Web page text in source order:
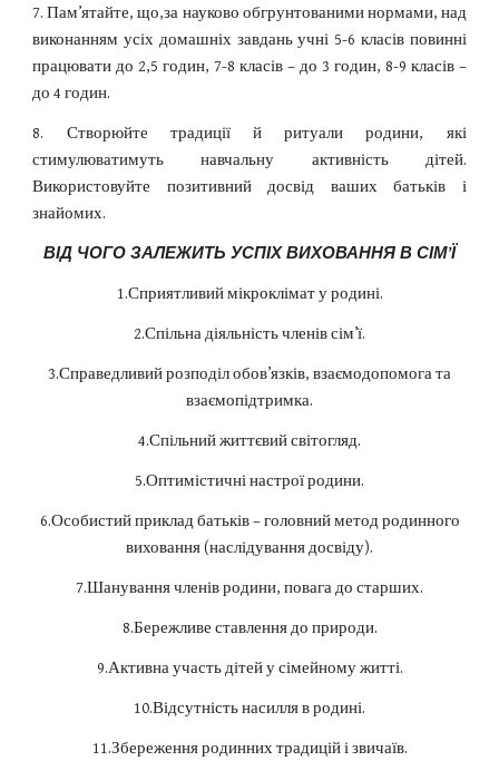
7. Пам’ятайте, що,за науково обгрунтованими нормами, над
виконанням усіх домашніх завдань учні 5-6 класів повинні
працювати до 2,5 годин, 7-8 класів – до 3 годин, 8-9 класів –
до 4 годин.
8. Створюйте традиції й ритуали родини, які
стимулюватимуть навчальну активність дітей.
Використовуйте позитивний досвід ваших батьків і
знайомих.
ВІД ЧОГО ЗАЛЕЖИТЬ УСПІХ ВИХОВАННЯ В СІМ’Ї
1.Сприятливий мікроклімат у родині.
2.Спільна діяльність членів сім’ї.
3.Справедливий розподіл обов’язків, взаємодопомога та
взаємопідтримка.
4.Спільний життєвий світогляд.
5.Оптимістичні настрої родини.
6.Особистий приклад батьків – головний метод родинного
виховання (наслідування досвіду).
7.Шанування членів родини, повага до старших.
8.Бережливе ставлення до природи.
9.Активна участь дітей у сімейному житті.
10.Відсутність насилля в родині.
11.Збереження родинних традицій і звичаїв.